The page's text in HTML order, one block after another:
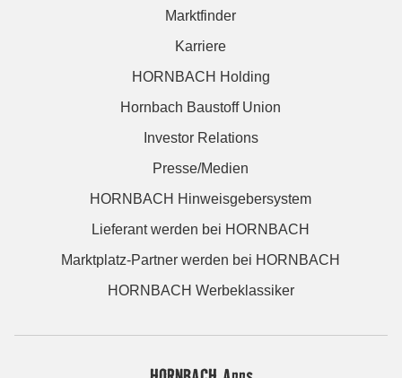
Marktfinder
Karriere
HORNBACH Holding
Hornbach Baustoff Union
Investor Relations
Presse/Medien
HORNBACH Hinweisgebersystem
Lieferant werden bei HORNBACH
Marktplatz-Partner werden bei HORNBACH
HORNBACH Werbeklassiker